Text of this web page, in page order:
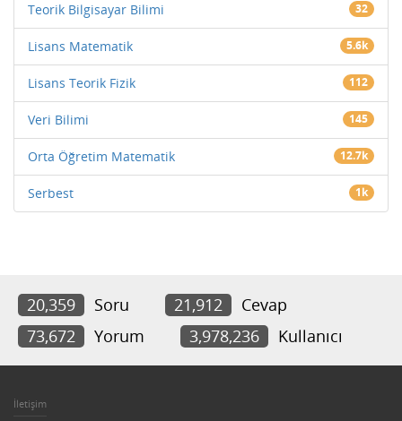
Teorik Bilgisayar Bilimi 32
Lisans Matematik 5.6k
Lisans Teorik Fizik 112
Veri Bilimi 145
Orta Öğretim Matematik 12.7k
Serbest 1k
20,359 Soru 21,912
Cevap
73,672
Yorum 3,978,236 Kullanıcı
İletişim